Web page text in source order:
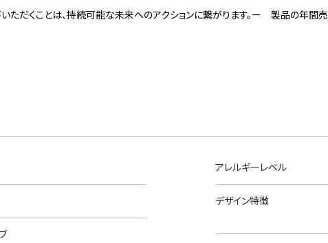
ただくことは、持続可能な未来へのアクションに繋がります。ー 製品の年間
アレルギーレベル
デザイン特徴